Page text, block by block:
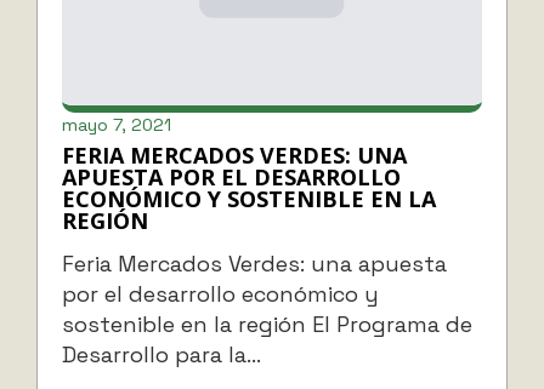
FERIA MERCADOS VERDES: UNA
APUESTA POR EL DESARROLLO
ECONÓMICO Y SOSTENIBLE EN LA
REGIÓN
mayo 7, 2021
Feria Mercados Verdes: una apuesta
por el desarrollo económico y
sostenible en la región El Programa de
Desarrollo para la…